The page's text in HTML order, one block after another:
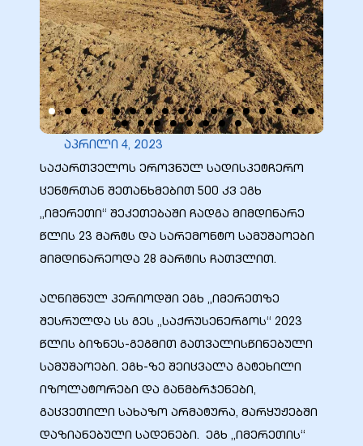
აპრილი 4, 2023
საქართველოს ეროვნულ სადისპეტჩერო
ცენტრთან შეთანხმებით 500 კვ ეგხ
„იმერეთი“ შეკეთებაში ჩადგა მიმდინარე
წლის 23 მარტს და სარემონტო სამუშაოები
მიმდინარეოდა 28 მარტის ჩათვლით.
აღნიშნულ პერიოდში ეგხ „იმერეთზე
შესრულდა სს გეს „საქრუსენერგოს“ 2023
წლის ბიზნეს-გეგმით გათვალისწინებული
სამუშაოები. ეგხ-ზე შეიცვალა გატეხილი
იზოლატორები და განმბრჯენები,
გაცვეთილი სახაზო არმატურა, მარყუჟებში
დაზიანებული სადენები. ეგხ „იმერეთის“